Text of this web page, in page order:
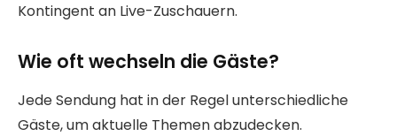
Kontingent an Live-Zuschauern.
Wie oft wechseln die Gäste?
Jede Sendung hat in der Regel unterschiedliche
Gäste, um aktuelle Themen abzudecken.